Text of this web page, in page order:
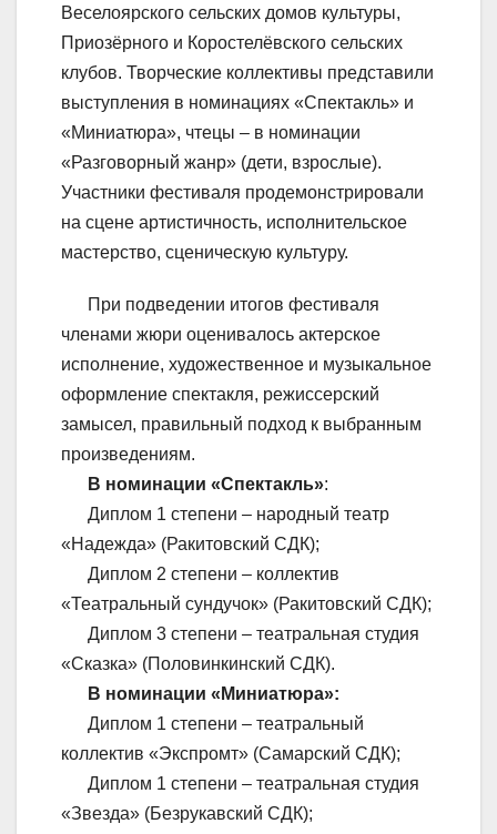
Веселоярского сельских домов культуры,
Приозёрного и Коростелёвского сельских
клубов. Творческие коллективы представили
выступления в номинациях «Спектакль» и
«Миниатюра», чтецы – в номинации
«Разговорный жанр» (дети, взрослые).
Участники фестиваля продемонстрировали
на сцене артистичность, исполнительское
мастерство, сценическую культуру.
При подведении итогов фестиваля
членами жюри оценивалось актерское
исполнение, художественное и музыкальное
оформление спектакля, режиссерский
замысел, правильный подход к выбранным
произведениям.
В номинации «Спектакль»:
Диплом 1 степени – народный театр
«Надежда» (Ракитовский СДК);
Диплом 2 степени – коллектив
«Театральный сундучок» (Ракитовский СДК);
Диплом 3 степени – театральная студия
«Сказка» (Половинкинский СДК).
В номинации «Миниатюра»:
Диплом 1 степени – театральный
коллектив «Экспромт» (Самарский СДК);
Диплом 1 степени – театральная студия
«Звезда» (Безрукавский СДК);